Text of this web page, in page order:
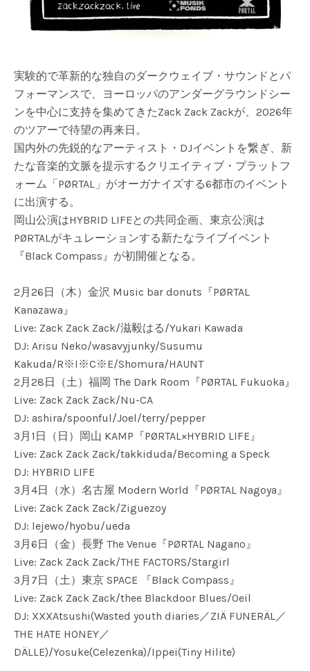
実験的で革新的な独自のダークウェイブ・サウンドとパ
フォーマンスで、ヨーロッパのアンダーグラウンドシー
ンを中心に支持を集めてきたZack Zack Zackが、2026年
のツアーで待望の再来日。
国内外の先鋭的なアーティスト・DJイベントを繋ぎ、新
たな音楽的文脈を提示するクリエイティブ・プラットフ
ォーム「PØRTAL」がオーガナイズする6都市のイベント
に出演する。
岡山公演はHYBRID LIFEとの共同企画、東京公演は
PØRTALがキュレーションする新たなライブイベント
『Black Compass』が初開催となる。
2月26日（木）金沢 Music bar donuts『PØRTAL
Kanazawa』
Live: Zack Zack Zack/滋毅はる/Yukari Kawada
DJ: Arisu Neko/wasavyjunky/Susumu
Kakuda/R※I※C※E/Shomura/HAUNT
2月28日（土）福岡 The Dark Room『PØRTAL Fukuoka』
Live: Zack Zack Zack/Nu-CA
DJ: ashira/spoonful/Joel/terry/pepper
3月1日（日）岡山 KAMP『PØRTAL×HYBRID LIFE』
Live: Zack Zack Zack/takkiduda/Becoming a Speck
DJ: HYBRID LIFE
3月4日（水）名古屋 Modern World『PØRTAL Nagoya』
Live: Zack Zack Zack/Ziguezoy
DJ: lejewo/hyobu/ueda
3月6日（金）長野 The Venue『PØRTAL Nagano』
Live: Zack Zack Zack/THE FACTORS/Stargirl
3月7日（土）東京 SPACE 『Black Compass』
Live: Zack Zack Zack/thee Blackdoor Blues/Oeil
DJ: XXXAtsushi(Wasted youth diaries／ZIÄ FUNERÄL／
THE HATE HONEY／
DÄLLE)/Yosuke(Celezenka)/Ippei(Tiny Hilite)